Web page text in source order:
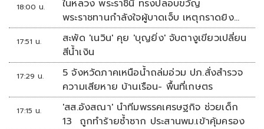
18:00 น.
ในหลวง พระราชินี ทรงปลอบขวัญ
พระราชทานกำลังใจผู้บาดเจ็บ เหตุกราดยิง
รร.เทพศิรินทร์นนทบุรี
17:51 น.
สะพัด 'เนวิน' คุย 'บุญยิ่ง' จับตางูเขียวเปลี่ยน
สีน้ำเงิน
17:29 น.
5 จังหวัดภาคเหนือน้ำถล่มอ่วม ปภ.สั่งสำรวจ
ความเสียหาย บ้านเรือน- พื้นที่เกษตร
17:15 น.
'สส.อังสณา' นำทีมพรรคเศรษฐกิจ ช่วยเด็ก
13 ถูกทำร้ายซ้ำซาก ประสานพม.เข้าคุ้มครอง